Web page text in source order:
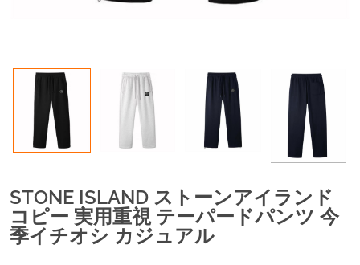
STONE ISLAND ストーンアイランド
コピー 実用重視 テーパードパンツ 今
季イチオシ カジュアル